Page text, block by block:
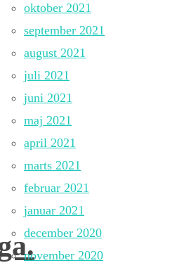
oktober 2021
september 2021
august 2021
juli 2021
juni 2021
maj 2021
april 2021
marts 2021
februar 2021
januar 2021
december 2020
november 2020